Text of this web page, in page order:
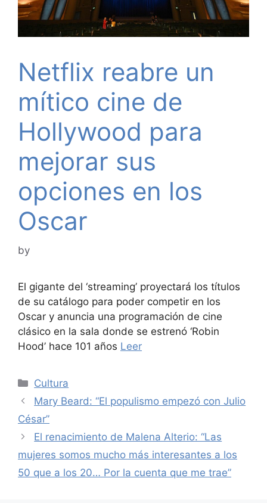
Netflix reabre un
mítico cine de
Hollywood para
mejorar sus
opciones en los
Oscar
by
El gigante del ‘streaming’ proyectará los títulos
de su catálogo para poder competir en los
Oscar y anuncia una programación de cine
clásico en la sala donde se estrenó ‘Robin
Hood’ hace 101 años Leer
Categories
Cultura
Mary Beard: “El populismo empezó con Julio
César”
El renacimiento de Malena Alterio: “Las
mujeres somos mucho más interesantes a los
50 que a los 20… Por la cuenta que me trae”